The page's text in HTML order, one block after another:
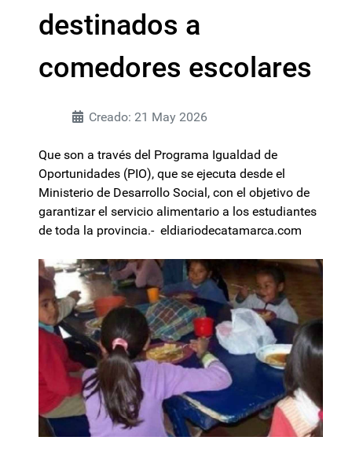
destinados a
comedores escolares
Creado: 21 May 2026
Que son a través del Programa Igualdad de
Oportunidades (PIO), que se ejecuta desde el
Ministerio de Desarrollo Social, con el objetivo de
garantizar el servicio alimentario a los estudiantes
de toda la provincia.- eldiariodecatamarca.com